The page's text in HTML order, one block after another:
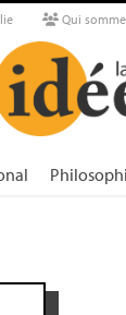
Qui